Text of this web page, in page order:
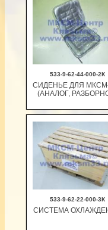
В корзину
533-9-62-44-000-2К
СИДЕНЬЕ ДЛЯ
(АНАЛОГ,
533-9-62-22-000-3К
СИСТЕМА